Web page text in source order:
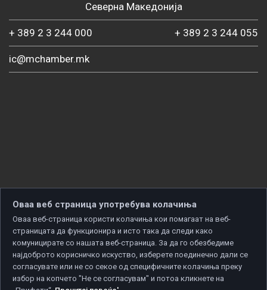
Северна Македонија
+ 389 2 3 244 000 + 389 2 3 244 055
ic@mchamber.mk
Оваа веб страница употребува колачиња
Оваа веб-страница користи колачиња кои помагаат на веб-
страницата да функционира и исто така да следи како
комуницирате со нашата веб-страница. За да го обезбедиме
најдоброто корисничко искуство, изберете поединечно дали се
согласувате или не со секое од специфичните колачиња преку
избор на копчето "Не се согласувам" и потоа кликнете на